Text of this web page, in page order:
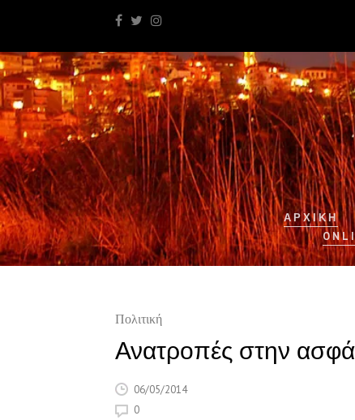
ΑΡΧΙΚΉ
Πολιτική
Ανατροπές στην
06/05/2014
0